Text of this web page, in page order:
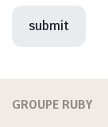
GROUPE RUBY